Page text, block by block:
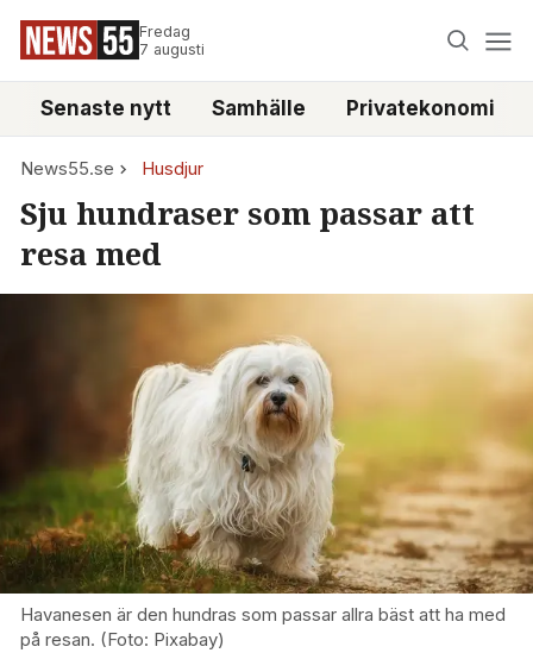
Fredag
7 augusti
Senaste nytt Samhälle Privatekonomi
News55.se Husdjur
Sju hundraser som passar att
resa med
Havanesen är den hundras som passar allra bäst att ha med
på resan. (Foto: Pixabay)